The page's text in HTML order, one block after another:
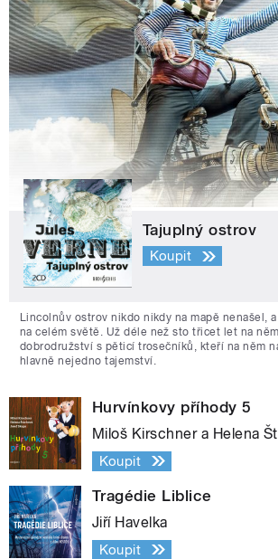
Tajuplný ostrov
Koupit
Lincolnův ostrov nikdo nikdy na mapě nenašel,
na celém světě. Už déle než sto třicet let na
dobrodružství s pěticí trosečníků, kteří na něm
hlavně nejedno tajemství.
Hurvínkovy příhody 5
Miloš Kirschner a Helena
Koupit
Tragédie Liblice
Jiří Havelka
Koupit